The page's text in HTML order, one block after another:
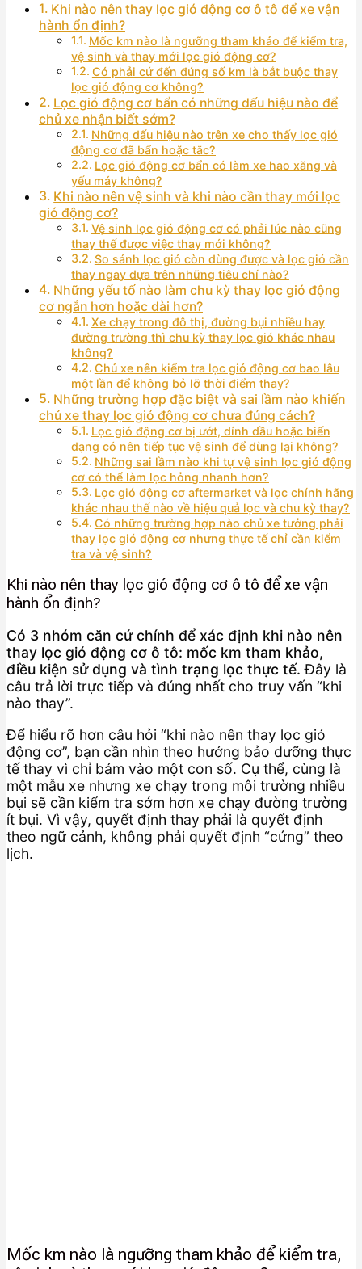
Khi nào nên thay lọc gió động cơ ô tô để xe vận
hành ổn định?
Mốc km nào là ngưỡng tham khảo để kiểm tra,
vệ sinh và thay mới lọc gió động cơ?
Có phải cứ đến đúng số km là bắt buộc thay
lọc gió động cơ không?
Lọc gió động cơ bẩn có những dấu hiệu nào để
chủ xe nhận biết sớm?
Những dấu hiệu nào trên xe cho thấy lọc gió
động cơ đã bẩn hoặc tắc?
Lọc gió động cơ bẩn có làm xe hao xăng và
yếu máy không?
Khi nào nên vệ sinh và khi nào cần thay mới lọc
gió động cơ?
Vệ sinh lọc gió động cơ có phải lúc nào cũng
thay thế được việc thay mới không?
So sánh lọc gió còn dùng được và lọc gió cần
thay ngay dựa trên những tiêu chí nào?
Những yếu tố nào làm chu kỳ thay lọc gió động
cơ ngắn hơn hoặc dài hơn?
Xe chạy trong đô thị, đường bụi nhiều hay
đường trường thì chu kỳ thay lọc gió khác nhau
không?
Chủ xe nên kiểm tra lọc gió động cơ bao lâu
một lần để không bỏ lỡ thời điểm thay?
Những trường hợp đặc biệt và sai lầm nào khiến
chủ xe thay lọc gió động cơ chưa đúng cách?
Lọc gió động cơ bị ướt, dính dầu hoặc biến
dạng có nên tiếp tục vệ sinh để dùng lại không?
Những sai lầm nào khi tự vệ sinh lọc gió động
cơ có thể làm lọc hỏng nhanh hơn?
Lọc gió động cơ aftermarket và lọc chính hãng
khác nhau thế nào về hiệu quả lọc và chu kỳ thay?
Có những trường hợp nào chủ xe tưởng phải
thay lọc gió động cơ nhưng thực tế chỉ cần kiểm
tra và vệ sinh?
Khi nào nên thay lọc gió động cơ ô tô để xe vận
hành ổn định?
Có 3 nhóm căn cứ chính để xác định khi nào nên
thay lọc gió động cơ ô tô: mốc km tham khảo,
điều kiện sử dụng và tình trạng lọc thực tế. Đây là
câu trả lời trực tiếp và đúng nhất cho truy vấn “khi
nào thay”.
Để hiểu rõ hơn câu hỏi “khi nào nên thay lọc gió
động cơ”, bạn cần nhìn theo hướng bảo dưỡng thực
tế thay vì chỉ bám vào một con số. Cụ thể, cùng là
một mẫu xe nhưng xe chạy trong môi trường nhiều
bụi sẽ cần kiểm tra sớm hơn xe chạy đường trường
ít bụi. Vì vậy, quyết định thay phải là quyết định
theo ngữ cảnh, không phải quyết định “cứng” theo
lịch.
Mốc km nào là ngưỡng tham khảo để kiểm tra,